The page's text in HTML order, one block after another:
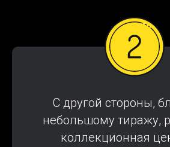
С другой стороны,
небольшому тиражу,
коллекционная